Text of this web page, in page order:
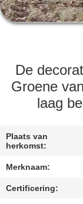
NEEM
MET
ONS
De
Groene
laag
Plaats van
herkomst:
Merknaam:
Certificering: